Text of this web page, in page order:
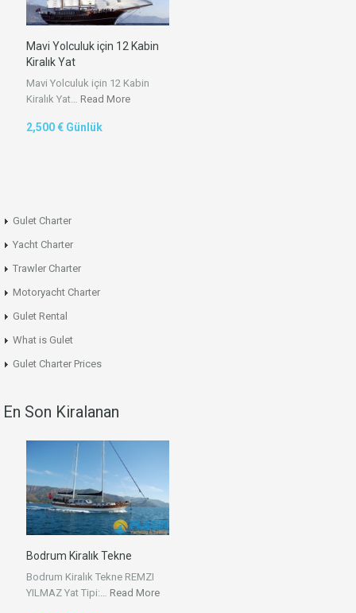
Mavi Yolculuk için 12 Kabin
Kiralık Yat
Mavi Yolculuk için 12 Kabin
Kiralık Yat… Read More
2,500 € Günlük
Gulet Charter
Yacht Charter
Trawler Charter
Motoryacht Charter
Gulet Rental
What is Gulet
Gulet Charter Prices
En Son Kiralanan
Bodrum Kiralık Tekne
Bodrum Kiralık Tekne REMZI
YILMAZ Yat Tipi:… Read More